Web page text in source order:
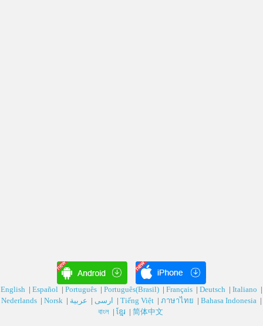
English | Español | Português | Português(Brasil) | Français | Deutsch‎ | Italiano |
Nederlands | Norsk | | | Tiếng Việt | ภาษาไทย | Bahasa Indonesia |
বাংল | ខ្មែរ | 简体中文